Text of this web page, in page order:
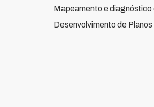
Mapeamento e diagnóstico
Desenvolvimento de Planos